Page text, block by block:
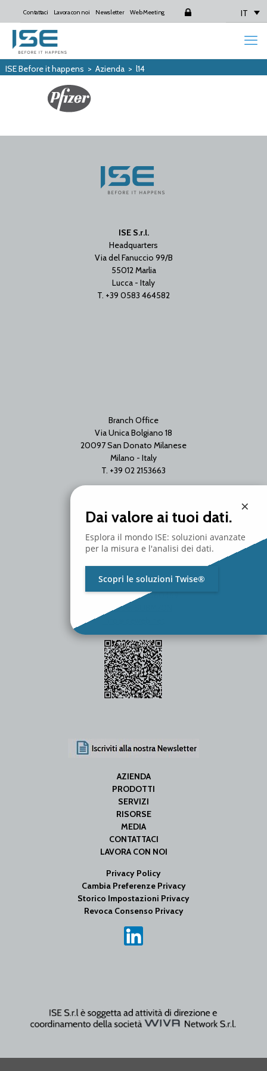
Contattaci Lavora con noi Newsletter Web Meeting IT
ISE Before it happens > Azienda> l14
ISE S.r.l.
Headquarters
Via del Fanuccio 99/B
55012 Marlia
Lucca - Italy
T. +39 0583 464582
Branch Office
Via Unica Bolgiano 18
20097 San Donato Milanese
Milano - Italy
T. +39 02 2153663
P.Iva / C.F. 01642060469
SDI Code: SUBM70N
AZIENDA
PRODOTTI
SERVIZI
RISORSE
MEDIA
CONTATTACI
LAVORA CON NOI
Privacy Policy
Cambia Preferenze Privacy
Storico Impostazioni Privacy
Revoca Consenso Privacy
×
Dai valore ai tuoi dati.
Esplora il mondo ISE: soluzioni avanzate
per la misura e l'analisi dei dati.
Scopri le soluzioni Twise®